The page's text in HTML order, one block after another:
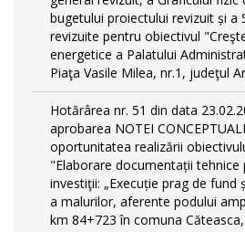
bugetului proiectului revizuit și a
revizuite pentru obiectivul
energetice a Palatului
Piaţa Vasile Milea, nr.1, judeţul
Hotărârea nr. 51 din data
aprobarea NOTEI
oportunitatea realizării
"Elaborare documentații tehnice
investiţii: „Execuție prag de fund
a malurilor, aferente podului
km 84+723 în comuna